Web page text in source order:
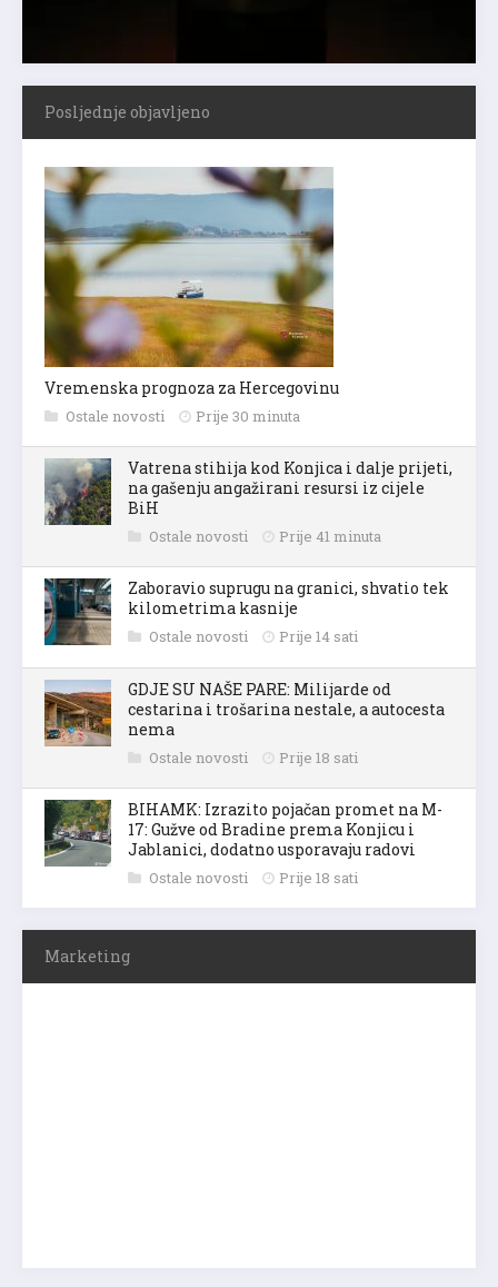
Posljednje objavljeno
Vremenska prognoza za Hercegovinu
Ostale novosti Prije 30 minuta
Vatrena stihija kod Konjica i dalje prijeti,
na gašenju angažirani resursi iz cijele
BiH
Ostale novosti Prije 41 minuta
Zaboravio suprugu na granici, shvatio tek
kilometrima kasnije
Ostale novosti Prije 14 sati
GDJE SU NAŠE PARE: Milijarde od
cestarina i trošarina nestale, a autocesta
nema
Ostale novosti Prije 18 sati
BIHAMK: Izrazito pojačan promet na M-
17: Gužve od Bradine prema Konjicu i
Jablanici, dodatno usporavaju radovi
Ostale novosti Prije 18 sati
Marketing